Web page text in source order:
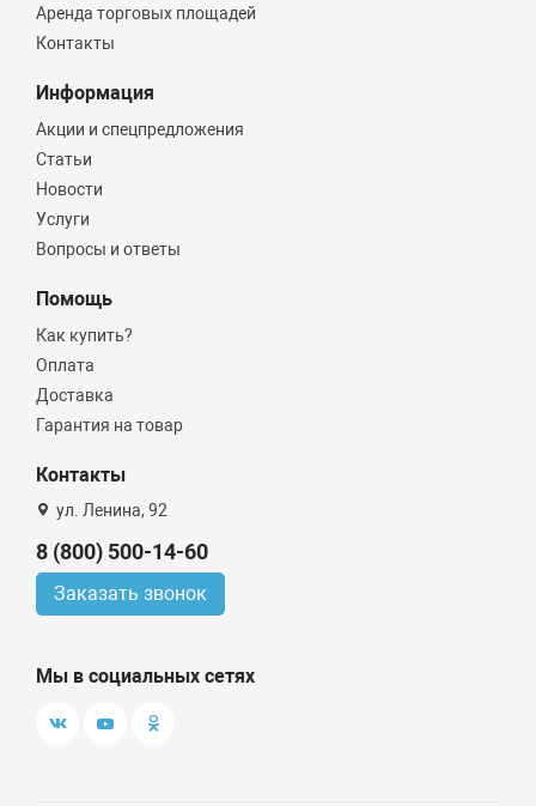
Аренда торговых площадей
Контакты
Информация
Акции и спецпредложения
Статьи
Новости
Услуги
Вопросы и ответы
Помощь
Как купить?
Оплата
Доставка
Гарантия на товар
Контакты
ул. Ленина, 92
8 (800) 500-14-60
Заказать звонок
Мы в социальных сетях